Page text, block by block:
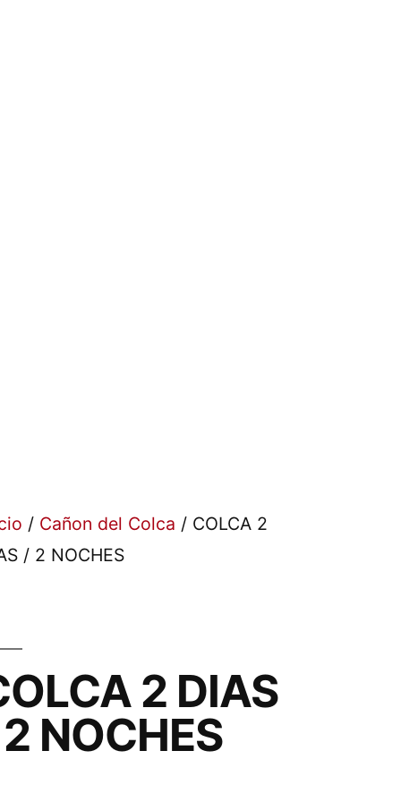
/ Cañon del Colca / COLCA 2
/ 2 NOCHES
2 DIAS
NOCHES